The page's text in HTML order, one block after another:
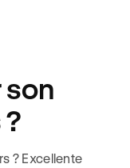
son
? Excellente